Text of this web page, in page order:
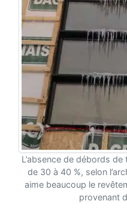
L’absence de débords
de 30 à 40 %, selon
aime beaucoup le
provenant